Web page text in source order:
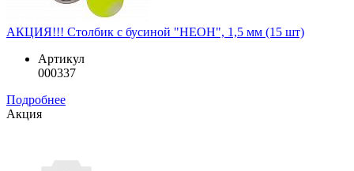
АКЦИЯ!!! Столбик с бусиной "НЕОН", 1,5 мм (15 шт)
Артикул
000337
Подробнее
Акция